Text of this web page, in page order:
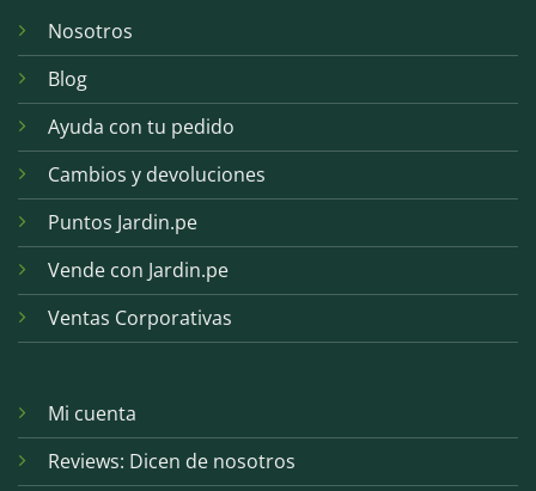
Nosotros
Blog
Ayuda con tu pedido
Cambios y devoluciones
Puntos Jardin.pe
Vende con Jardin.pe
Ventas Corporativas
Mi cuenta
Reviews: Dicen de nosotros